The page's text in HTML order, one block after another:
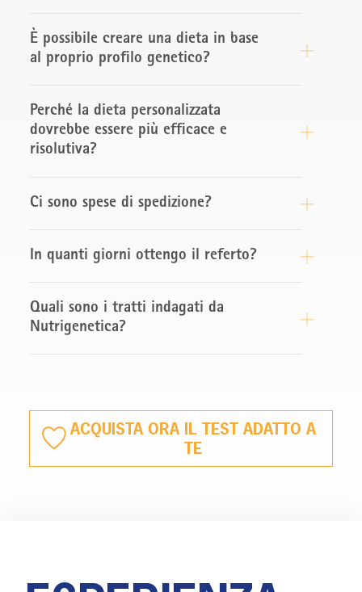
È possibile creare una dieta in base
al proprio profilo genetico?
Perché la dieta personalizzata
dovrebbe essere più efficace e
risolutiva?
Ci sono spese di spedizione?
In quanti giorni ottengo il referto?
Quali sono i tratti indagati da
Nutrigenetica?
ACQUISTA ORA IL TEST ADATTO A
TE